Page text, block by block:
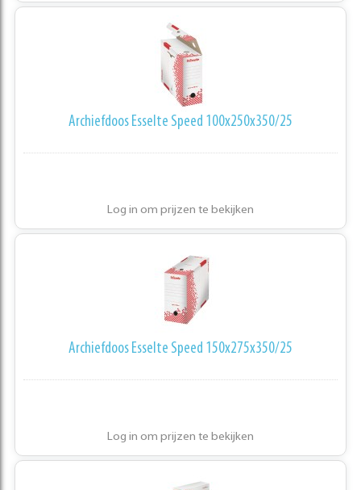
Archiefdoos Esselte Speed 100x250x350/25
Log in om prijzen te bekijken
Archiefdoos Esselte Speed 150x275x350/25
Log in om prijzen te bekijken